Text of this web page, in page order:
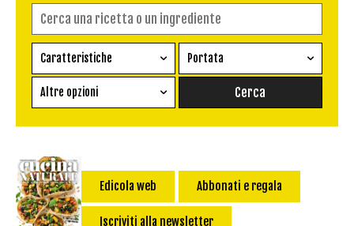
Caratteristiche
Ricetta vegetariana
Senza glutine
senza uova
Vegan
Portata
Conserva
Pane
Primo
Altre opzioni
Impatto Glicemico:Edicola web Abbonati e regala
Iscriviti alla newsletter